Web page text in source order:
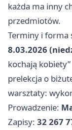
każda ma inny
przedmiotów.
Terminy i forma
8.03.2026
kochają kobiety”
prelekcja o
warsztaty:
Prowadzenie:
Zapisy: 32 267